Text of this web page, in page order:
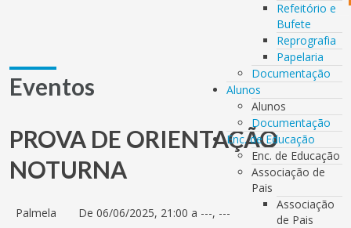
Refeitório e
Bufete
Reprografia
Papelaria
Documentação
Alunos
Alunos
Documentação
Enc. de Educação
Enc. de Educação
Associação de
Pais
Associação
de Pais
Eventos
PROVA DE ORIENTAÇÃO
NOTURNA
Palmela De 06/06/2025, 21:00 a ---, ---